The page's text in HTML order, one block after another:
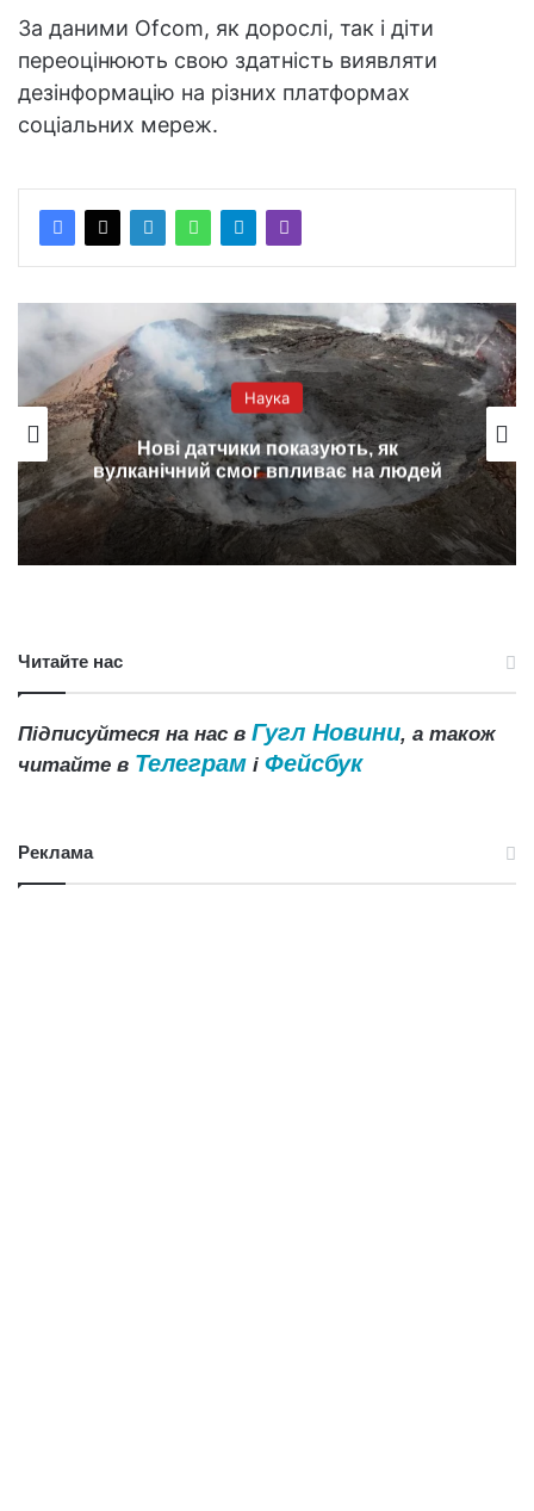
За даними Ofcom, як дорослі, так і діти
переоцінюють свою здатність виявляти
дезінформацію на різних платформах
соціальних мереж.
Наука
Нові датчики показують, як
вулканічний смог впливає на людей
Читайте нас
Підписуйтеся на нас в Гугл Новини, а також
читайте в Телеграм і Фейсбук
Реклама